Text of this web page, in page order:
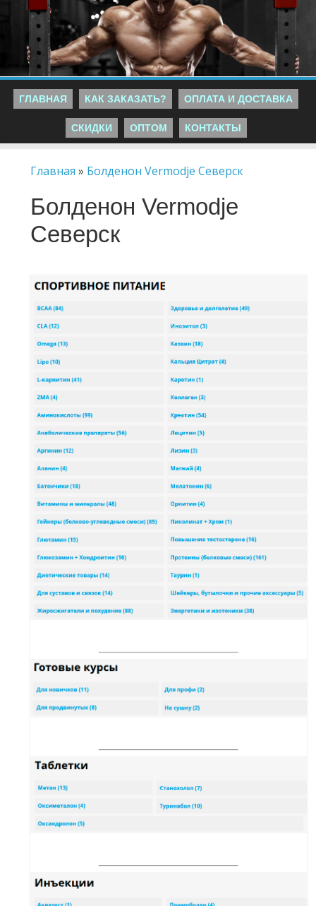
ГЛАВНАЯ КАК ЗАКАЗАТЬ? ОПЛАТА И ДОСТАВКА
СКИДКИ ОПТОМ КОНТАКТЫ
Главная » Болденон Vermodje Северск
Болденон Vermodje
Северск